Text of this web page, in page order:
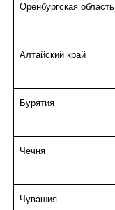
Оренбургская область
Алтайский край
Бурятия
Чечня
Чувашия